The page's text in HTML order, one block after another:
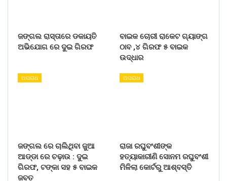
ଜଙ୍ଗଲ ରାସ୍ତାରେ ଡକାୟତି
ଅଭିଯୋଗ ରେ ଦୁଇ ଗିରଫ
ବାଇକ ଚୋରୀ ରାକେଟ ଗ୍ୟାଙ୍ଗ
ଠାବ ,୪ ଗିରଫ ୫ ବାଇକ
ଉଦ୍ଧାର
ଅପରାଧ
ଜଙ୍ଗଲ ରେ ଚାଲିଥିବା ଜୁଆ
ଆଡ୍ଡା ରେ ଚଢ଼ାଉ : ଦୁଇ
ଗିରଫ, ଟଙ୍କା ସହ ୫ ବାଇକ
ଜବତ
ଅପରାଧ
ରାଜା ରଘୁବଂଶୀଙ୍କ
ହତ୍ୟାକାରୀଣି ସୋନମ ରଘୁବଂଶୀ
ମିଳିଲା କୋର୍ଟରୁ ଆଶ୍ବସ୍ତି